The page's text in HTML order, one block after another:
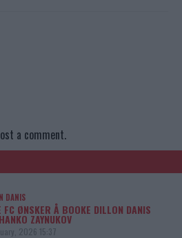
a comment.
DANIS
FC ØNSKER Å BOOKE DILLON DANIS
ZAYNUKOV
2026 15:37